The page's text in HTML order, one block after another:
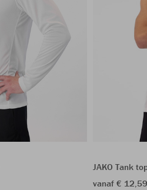
JAKO Tank
vanaf €